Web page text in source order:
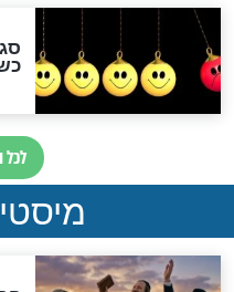
מה יהיה
"לפני
והכחשה
האמונה"